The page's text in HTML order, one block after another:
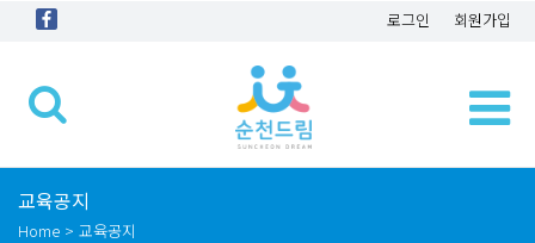
로그인 회원가입
교육공지
Home > 교육공지